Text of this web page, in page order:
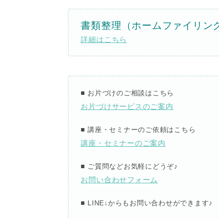
書類整理（ホームファイリン
詳細はこちら
■ お片づけのご相談はこちら
お片づけサービスのご案内
■講座・セミナーのご依頼はこちら
講座・セミナーのご案内
■ ご質問などお気軽にどうぞ♪
お問い合わせフォーム
■ LINE↓からもお問い合わせができます♪